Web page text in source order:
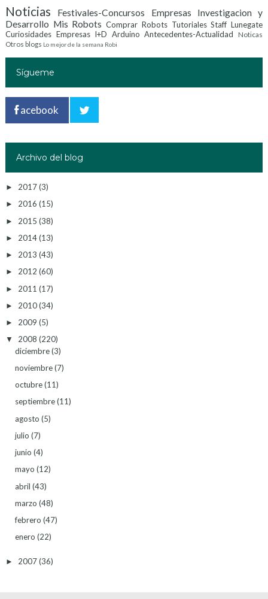
Noticias Festivales-Concursos
Empresas Investigacion y
Desarrollo Mis Robots Comprar Robots Tutoriales Staff Lunegate
Curiosidades Empresas I+D Arduino Antecedentes-Actualidad
Noticas
Otros blogs Lo mejor de la semana Robi
Sígueme
acebook
Archivo del blog
► 2017(3)
► 2016 (15)
► 2015 (38)
► 2014(13)
► 2013 (43)
► 2012 (60)
► 2011 (17)
► 2010(34)
► 2009 (5)
▼ 2008 (220)
diciembre(3)
noviembre(7)
octubre(11)
septiembre(11)
agosto (5)
julio (7)
junio (4)
mayo (12)
abril (43)
marzo (48)
febrero (47)
enero (22)
► 2007(36)